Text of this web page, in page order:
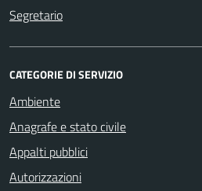
Segretario
CATEGORIE DI SERVIZIO
Ambiente
Anagrafe e stato civile
Appalti pubblici
Autorizzazioni